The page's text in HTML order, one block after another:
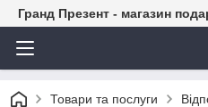
Гранд Презент - магазин
Товари та послуги